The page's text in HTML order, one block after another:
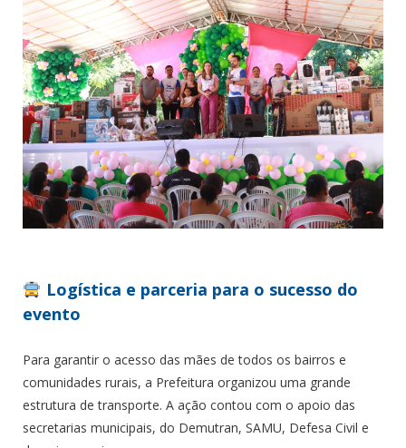
Logística e parceria para o sucesso do
evento
Para garantir o acesso das mães de todos os bairros e
comunidades rurais, a Prefeitura organizou uma grande
estrutura de transporte. A ação contou com o apoio das
secretarias municipais, do Demutran, SAMU, Defesa Civil e